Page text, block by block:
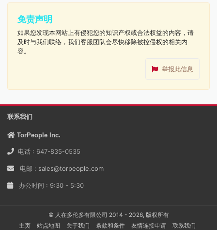
免责声明
如果您发现本网站上有侵犯您的知识产权或合法权益的内容，请
及时与我们联络，我们客服团队会尽快移除被控侵权的相关内
容。
举报此信息
联系我们
TorPeople Inc.
电话 : 647-835-0535
电邮 : sales@torpeople.com
办公时间 : 9:30 - 5:30
© 人在多伦多有限公司 2014 - 2026, 版权所有
主页
站点地图 关于我们 条款和条件 友情连接申请 联系我们